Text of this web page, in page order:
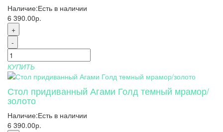
Наличие:Есть в наличии
6 390.00р.
+
-
КУПИТЬ
Стол придиванный Агами Голд темный мрамор/
золото
Наличие:Есть в наличии
6 390.00р.